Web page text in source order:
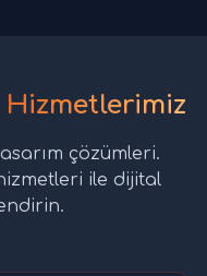
Hizmetlerimiz
çözümleri.
ile dijital